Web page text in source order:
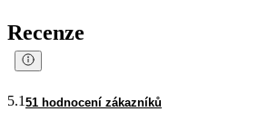
Recenze
5.1 51 hodnocení zákazníků